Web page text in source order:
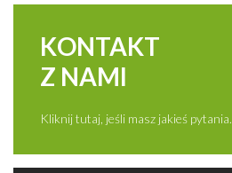
KONTAKT
Z NAMI
Kliknij tutaj, jeśli masz jakieś pytania.